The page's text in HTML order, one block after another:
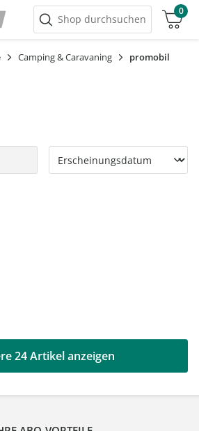
Shop durchsuchen
0
Camping & Caravaning promobil
24 Artikel anzeigen